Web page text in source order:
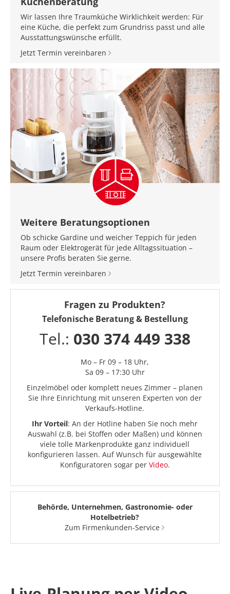
Wir lassen Ihre Traumküche Wirklichkeit werden: Für
eine Küche, die perfekt zum Grundriss passt und alle
Ausstattungswünsche erfüllt.
Jetzt Termin vereinbaren
Weitere Beratungsoptionen
Ob schicke Gardine und weicher Teppich für jeden
Raum oder Elektrogerät für jede Alltagssituation –
unsere Profis beraten Sie gerne.
Jetzt Termin vereinbaren
Fragen zu Produkten?
Telefonische Beratung & Bestellung
Tel.: 030 374 449 338
Mo – Fr 09 – 18 Uhr,
Sa 09 – 17:30 Uhr
Einzelmöbel oder komplett neues Zimmer – planen
Sie Ihre Einrichtung mit unseren Experten von der
Verkaufs-Hotline.
Ihr Vorteil: An der Hotline haben Sie noch mehr
Auswahl (z.B. bei Stoffen oder Maßen) und können
viele tolle Markenprodukte ganz individuell
konfigurieren lassen. Auf Wunsch für ausgewählte
Konfiguratoren sogar per Video.
Behörde, Unternehmen, Gastronomie- oder
Hotelbetrieb?
Zum Firmenkunden-Service